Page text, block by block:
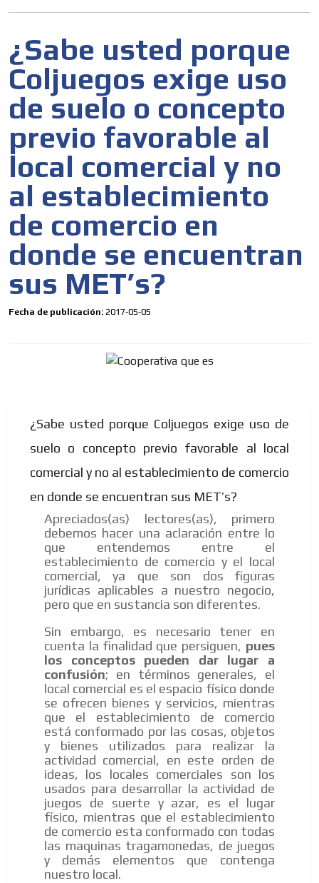
¿Sabe usted porque
Coljuegos exige uso
de suelo o concepto
previo favorable al
local comercial y no
al establecimiento
de comercio en
donde se encuentran
sus MET’s?
Fecha de publicación: 2017-05-05
¿Sabe usted porque Coljuegos exige uso de
suelo o concepto previo favorable al local
comercial y no al establecimiento de comercio
en donde se encuentran sus MET’s?
Apreciados(as) lectores(as), primero
debemos hacer una aclaración entre lo
que entendemos entre el
establecimiento de comercio y el local
comercial, ya que son dos figuras
jurídicas aplicables a nuestro negocio,
pero que en sustancia son diferentes.
Sin embargo, es necesario tener en
cuenta la finalidad que persiguen, pues
los conceptos pueden dar lugar a
confusión; en términos generales, el
local comercial es el espacio físico donde
se ofrecen bienes y servicios, mientras
que el establecimiento de comercio
está conformado por las cosas, objetos
y bienes utilizados para realizar la
actividad comercial, en este orden de
ideas, los locales comerciales son los
usados para desarrollar la actividad de
juegos de suerte y azar, es el lugar
físico, mientras que el establecimiento
de comercio esta conformado con todas
las maquinas tragamonedas, de juegos
y demás elementos que contenga
nuestro local.